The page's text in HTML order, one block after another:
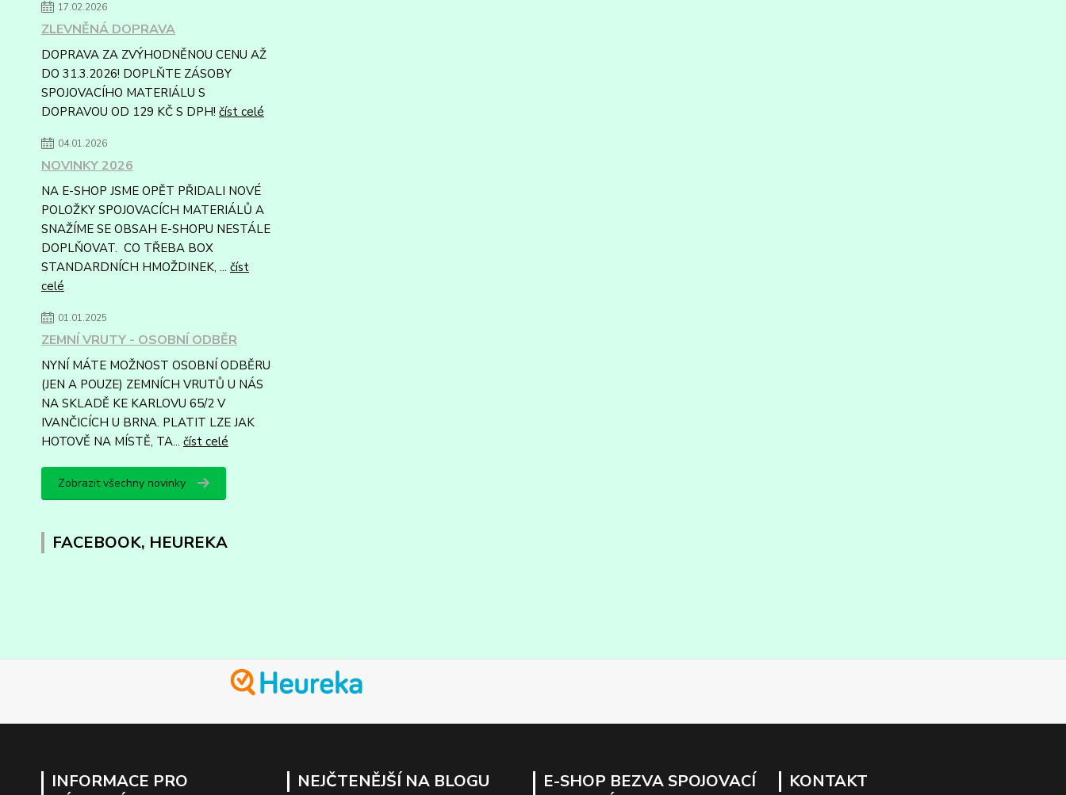
17.02.2026
ZLEVNĚNÁ DOPRAVA
DOPRAVA ZA ZVÝHODNĚNOU CENU AŽ
DO 31.3.2026! DOPLŇTE ZÁSOBY
SPOJOVACÍHO MATERIÁLU S
DOPRAVOU OD 129 KČ S DPH! číst celé
04.01.2026
NOVINKY 2026
NA E-SHOP JSME OPĚT PŘIDALI NOVÉ
POLOŽKY SPOJOVACÍCH MATERIÁLŮ A
SNAŽÍME SE OBSAH E-SHOPU NESTÁLE
DOPLŇOVAT. CO TŘEBA BOX
STANDARDNÍCH HMOŽDINEK, ... číst
celé
01.01.2025
ZEMNÍ VRUTY - OSOBNÍ ODBĚR
NYNÍ MÁTE MOŽNOST OSOBNÍ ODBĚRU
(JEN A POUZE) ZEMNÍCH VRUTŮ U NÁS
NA SKLADĚ KE KARLOVU 65/2 V
IVANČICÍCH U BRNA. PLATIT LZE JAK
HOTOVĚ NA MÍSTĚ, TA... číst celé
Zobrazit všechny novinky
FACEBOOK, HEUREKA
INFORMACE PRO
NEJČTENĚJŠÍ NA BLOGU
E-SHOP BEZVA SPOJOVACÍ
KONTAKT